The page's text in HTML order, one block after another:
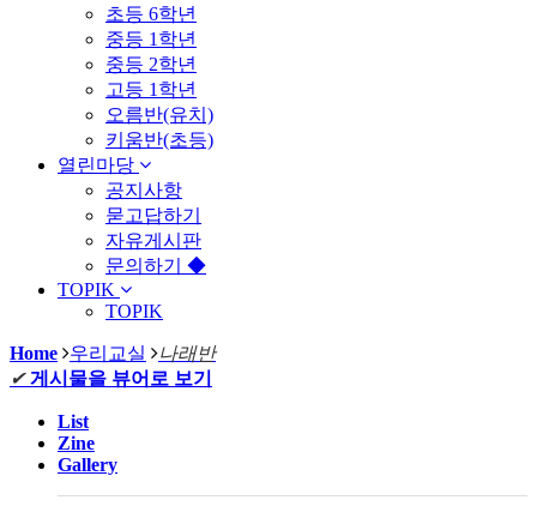
초등 6학년
중등 1학년
중등 2학년
고등 1학년
오름반(유치)
키움반(초등)
열린마당
공지사항
묻고답하기
자유게시판
문의하기 ◆
TOPIK
TOPIK
Home 우리교실
나래반
✔ 게시물을 뷰어로 보기
List
Zine
Gallery